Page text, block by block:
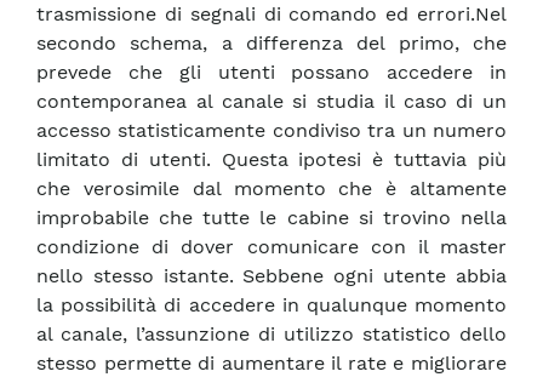
trasmissione di segnali di comando ed errori.Nel
secondo schema, a differenza del primo, che
prevede che gli utenti possano accedere in
contemporanea al canale si studia il caso di un
accesso statisticamente condiviso tra un numero
limitato di utenti. Questa ipotesi è tuttavia più
che verosimile dal momento che è altamente
improbabile che tutte le cabine si trovino nella
condizione di dover comunicare con il master
nello stesso istante. Sebbene ogni utente abbia
la possibilità di accedere in qualunque momento
al canale, l’assunzione di utilizzo statistico dello
stesso permette di aumentare il rate e migliorare